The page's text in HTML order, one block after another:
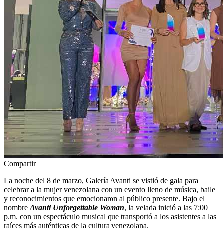
Compartir
La noche del 8 de marzo, Galería Avanti se vistió de gala para
celebrar a la mujer venezolana con un evento lleno de música, baile
y reconocimientos que emocionaron al público presente. Bajo el
nombre Avanti Unforgettable Woman, la velada inició a las 7:00
p.m. con un espectáculo musical que transportó a los asistentes a las
raíces más auténticas de la cultura venezolana.